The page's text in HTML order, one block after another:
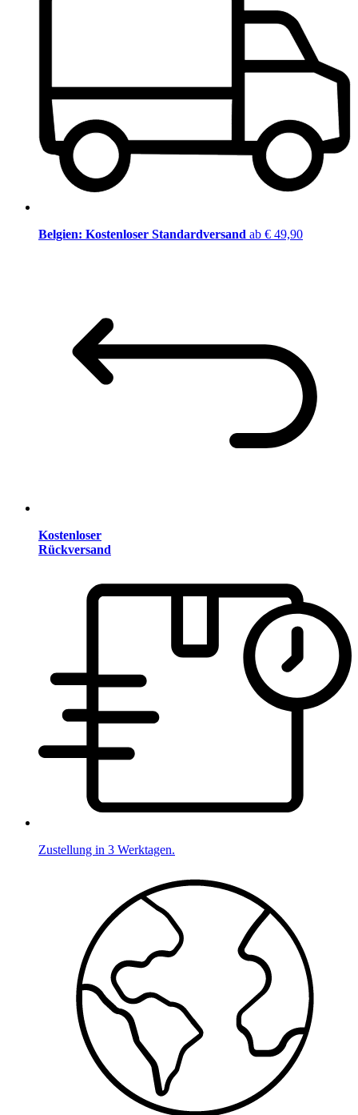
Belgien: Kostenloser Standardversand ab € 49,90
Kostenloser
Rückversand
Zustellung in 3 Werktagen.